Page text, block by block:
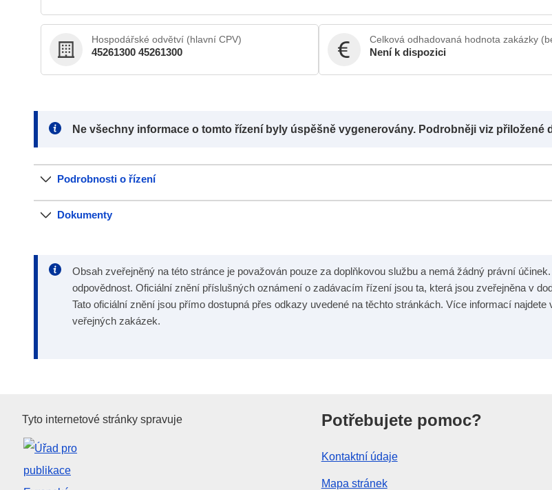
Hospodářské odvětví (hlavní CPV)
45261300 45261300
Celková odhadovaná hodnota zakázky
Není k dispozici
Note:
Ne všechny informace o tomto řízení byly úspěšně vygenerovány. Podrobněji viz přiložené
Podrobnosti o řízení
Dokumenty
Obsah zveřejněný na této stránce je považován pouze za doplňkovou službu a nemá žádný právní
odpovědnost. Oficiální znění příslušných oznámení o zadávacím řízení jsou ta, která jsou zveřejněna v
Tato oficiální znění jsou přímo dostupná přes odkazy uvedené na těchto stránkách. Více informací
veřejných zakázek.
Úřad pro publikace Evropské unie
Tyto internetové stránky spravuje Potřebujete pomoc?
Kontaktní údaje
Mapa stránek